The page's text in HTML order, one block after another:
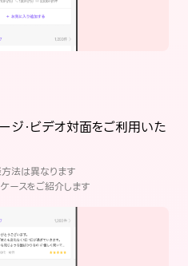
ージ・ビデオ対面をご利用いた
法は異なります
ースをご紹介します